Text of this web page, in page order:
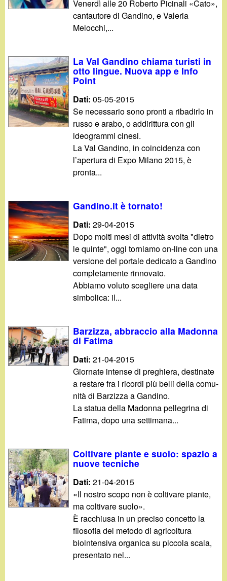
Venerdì alle 20 Roberto Picinali «Cato»,
cantautore di Gandino, e Valeria
Melocchi,...
La Val Gandino chiama turisti in
otto lingue. Nuova app e Info
Point
Dati:05-05-2015
Se necessario sono pronti a ribadirlo in
russo e arabo, o addirittura con gli
ideogrammi cinesi.
La Val Gandino, in coincidenza con
l’apertura di Expo Milano 2015, è
pronta...
Gandino.it è tornato!
Dati:29-04-2015
Dopo molti mesi di attività svolta "dietro
le quinte", oggi torniamo on-line con una
versione del portale dedicato a Gandino
completamente rinnovato.
Abbiamo voluto scegliere una data
simbolica: il...
Barzizza, abbraccio alla Madonna
di Fatima
Dati:21-04-2015
Giornate intense di preghiera, destinate
a restare fra i ricordi più belli della comu-
nità di Barzizza a Gandino.
La statua della Madonna pellegrina di
Fatima, dopo una settimana...
Coltivare piante e suolo: spazio a
nuove tecniche
Dati:21-04-2015
«Il nostro scopo non è coltivare piante,
ma coltivare suolo».
È racchiusa in un preciso concetto la
filosofia del metodo di agricoltura
biointensiva organica su piccola scala,
presentato nel...